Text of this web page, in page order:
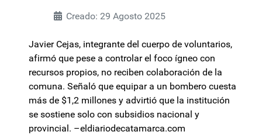
Creado: 29 Agosto 2025
Javier Cejas, integrante del cuerpo de voluntarios,
afirmó que pese a controlar el foco ígneo con
recursos propios, no reciben colaboración de la
comuna. Señaló que equipar a un bombero cuesta
más de $1,2 millones y advirtió que la institución
se sostiene solo con subsidios nacional y
provincial. –eldiariodecatamarca.com